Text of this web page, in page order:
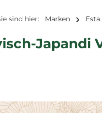
sind hier: Marken
Japandi